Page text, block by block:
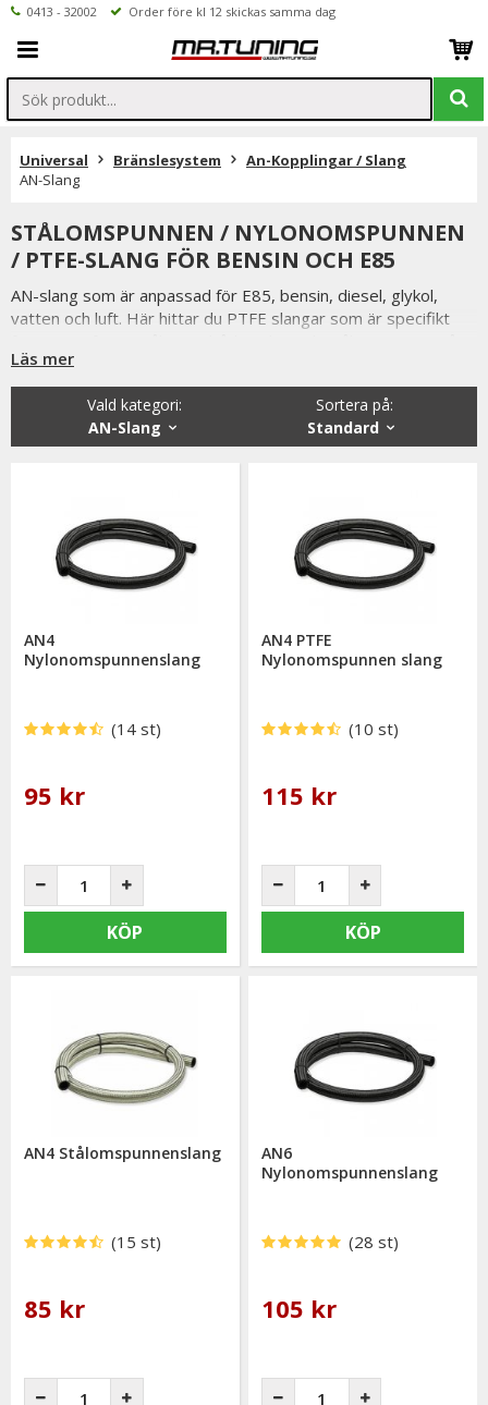
0413 - 32002 Order före kl 12 skickas samma dag
Universal Bränslesystem
An-Kopplingar / Slang
AN-Slang
STÅLOMSPUNNEN / NYLONOMSPUNNEN
/ PTFE-SLANG FÖR BENSIN OCH E85
AN-slang som är anpassad för E85, bensin, diesel, glykol,
vatten och luft. Här hittar du PTFE slangar som är specifikt
kraftiga nylon eller stålomspunna bränsleslangar i AN
utförande. Våra slangar är testade för 35 bars kontinuerligt
Läs mer
Sortera på:
Standard
Vald kategori:
AN-Slang
AN4
Nylonomspunnenslang
(14 st)
95 kr
KÖP
AN4 PTFE
Nylonomspunnen slang
(10 st)
115 kr
KÖP
AN4 Stålomspunnenslang
(15 st)
85 kr
AN6
Nylonomspunnenslang
(28 st)
105 kr